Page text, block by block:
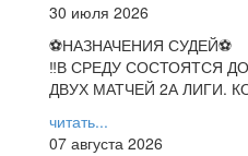
30 июля 2026
⚽НАЗНАЧЕНИЯ СУДЕЙ⚽
‼В СРЕДУ СОСТОЯТСЯ
ДВУХ МАТЧЕЙ 2А ЛИГИ.
читать...
07 августа 2026